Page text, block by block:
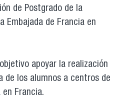
de Postgrado de la
Embajada de Francia en
apoyar la realización
los alumnos a centros de
Francia.